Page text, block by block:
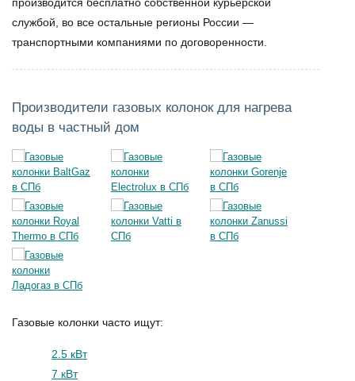
службой, во все остальные регионы России —
транспортными компаниями по договоренности.
Производители газовых колонок для нагрева
воды в частный дом
Газовые колонки часто ищут:
2.5 кВт
7 кВт